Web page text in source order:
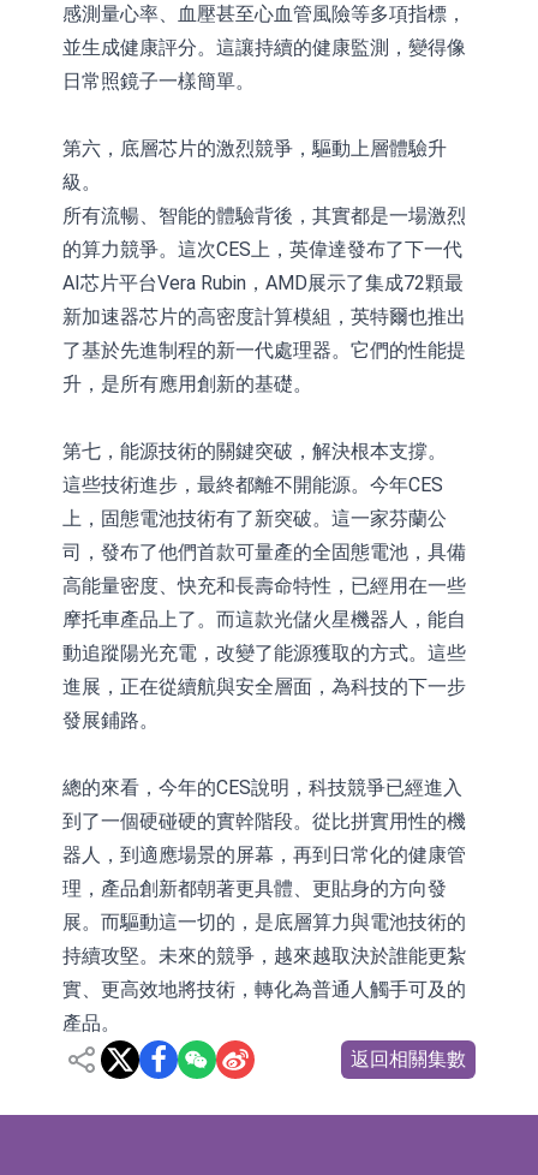
感測量心率、血壓甚至心血管風險等多項指標，
並生成健康評分。這讓持續的健康監測，變得像
日常照鏡子一樣簡單。
第六，底層芯片的激烈競爭，驅動上層體驗升
級。
所有流暢、智能的體驗背後，其實都是一場激烈
的算力競爭。這次CES上，英偉達發布了下一代
AI芯片平台Vera Rubin，AMD展示了集成72顆最
新加速器芯片的高密度計算模組，英特爾也推出
了基於先進制程的新一代處理器。它們的性能提
升，是所有應用創新的基礎。
第七，能源技術的關鍵突破，解決根本支撐。
這些技術進步，最終都離不開能源。今年CES
上，固態電池技術有了新突破。這一家芬蘭公
司，發布了他們首款可量產的全固態電池，具備
高能量密度、快充和長壽命特性，已經用在一些
摩托車產品上了。而這款光儲火星機器人，能自
動追蹤陽光充電，改變了能源獲取的方式。這些
進展，正在從續航與安全層面，為科技的下一步
發展鋪路。
總的來看，今年的CES說明，科技競爭已經進入
到了一個硬碰硬的實幹階段。從比拼實用性的機
器人，到適應場景的屏幕，再到日常化的健康管
理，產品創新都朝著更具體、更貼身的方向發
展。而驅動這一切的，是底層算力與電池技術的
持續攻堅。未來的競爭，越來越取決於誰能更紮
實、更高效地將技術，轉化為普通人觸手可及的
產品。
返回相關集數